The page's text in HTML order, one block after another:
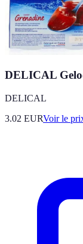
DELICAL
DELICAL
3.02 EURVoir le